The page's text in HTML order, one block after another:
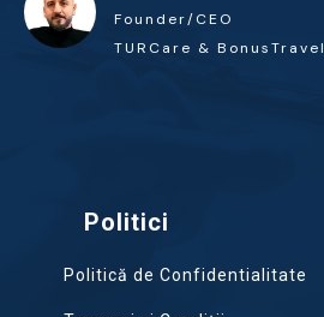
Founder/CEO
TURCare & BonusTravel
Politici
Politică de Confidentialitate